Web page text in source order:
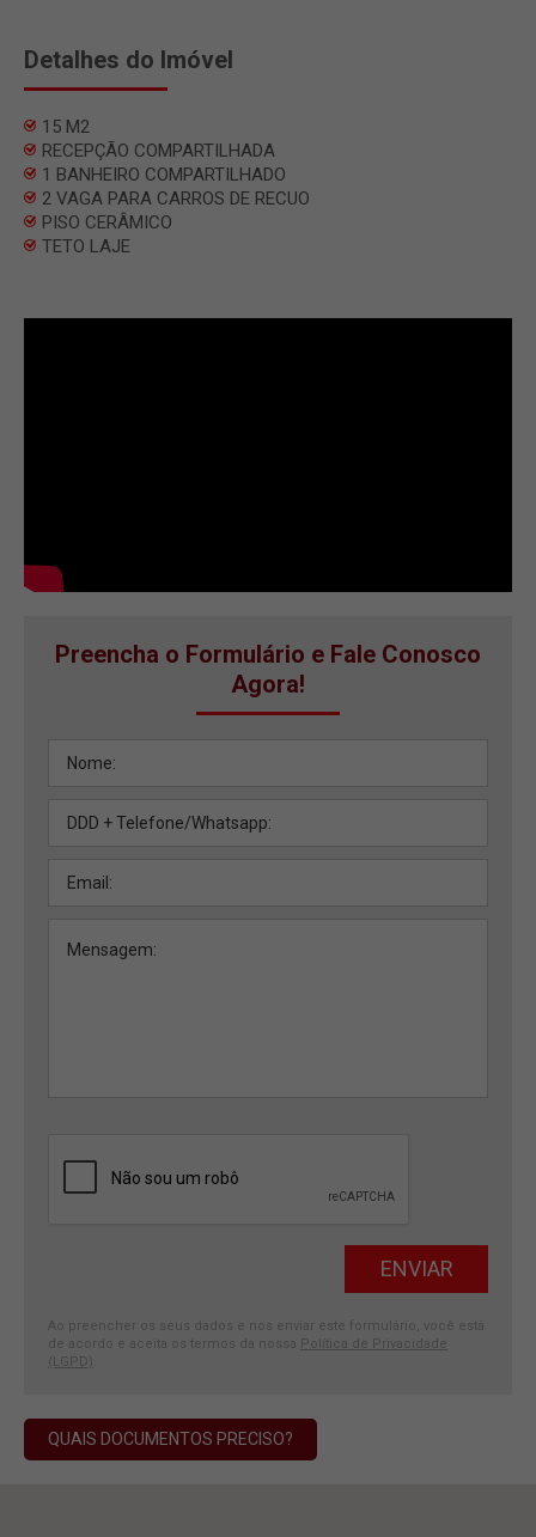
Detalhes do Imóvel
15 M2
RECEPÇÃO COMPARTILHADA
1 BANHEIRO COMPARTILHADO
2 VAGA PARA CARROS DE RECUO
PISO CERÂMICO
TETO LAJE
Preencha o Formulário e Fale Conosco
Agora!
Ao preencher os seus dados e nos enviar este formulário, você está
de acordo e aceita os termos da nossa
Política de Privacidade
(LGPD)
QUAIS DOCUMENTOS PRECISO?